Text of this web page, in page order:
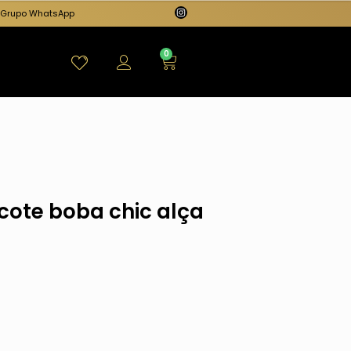
Grupo WhatsApp
0
boba chic alça